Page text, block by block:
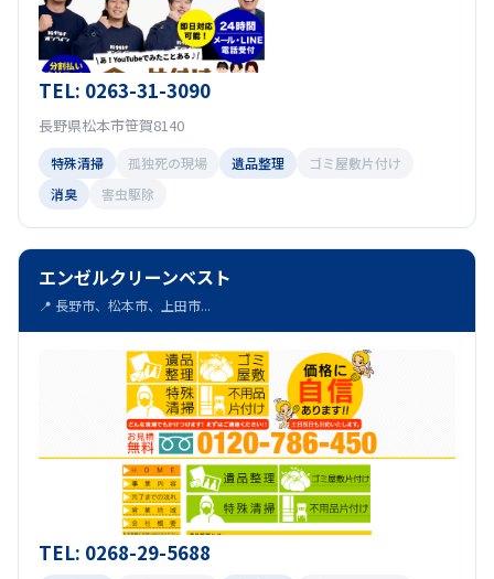
TEL: 0263-31-3090
長野県松本市笹賀8140
特殊清掃 孤独死の現場 遺品整理
ゴミ屋敷片付け
消臭
害虫駆除
エンゼルクリーンベスト
📍 長野市、松本市、上田市...
TEL: 0268-29-5688